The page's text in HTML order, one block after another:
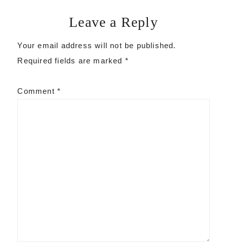
Leave a Reply
Your email address will not be published.
Required fields are marked *
Comment *